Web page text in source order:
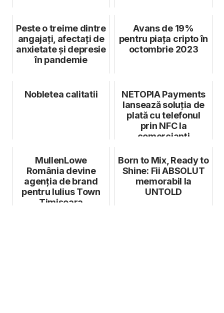
Peste o treime dintre
angajați, afectați de
anxietate și depresie
în pandemie
Avans de 19%
pentru piața cripto în
octombrie 2023
Nobletea calitatii
NETOPIA Payments
lansează soluția de
plată cu telefonul
prin NFC la
comercianți
MullenLowe
România devine
agenția de brand
pentru Iulius Town
Timișoara
Born to Mix, Ready to
Shine: Fii ABSOLUT
memorabil la
UNTOLD